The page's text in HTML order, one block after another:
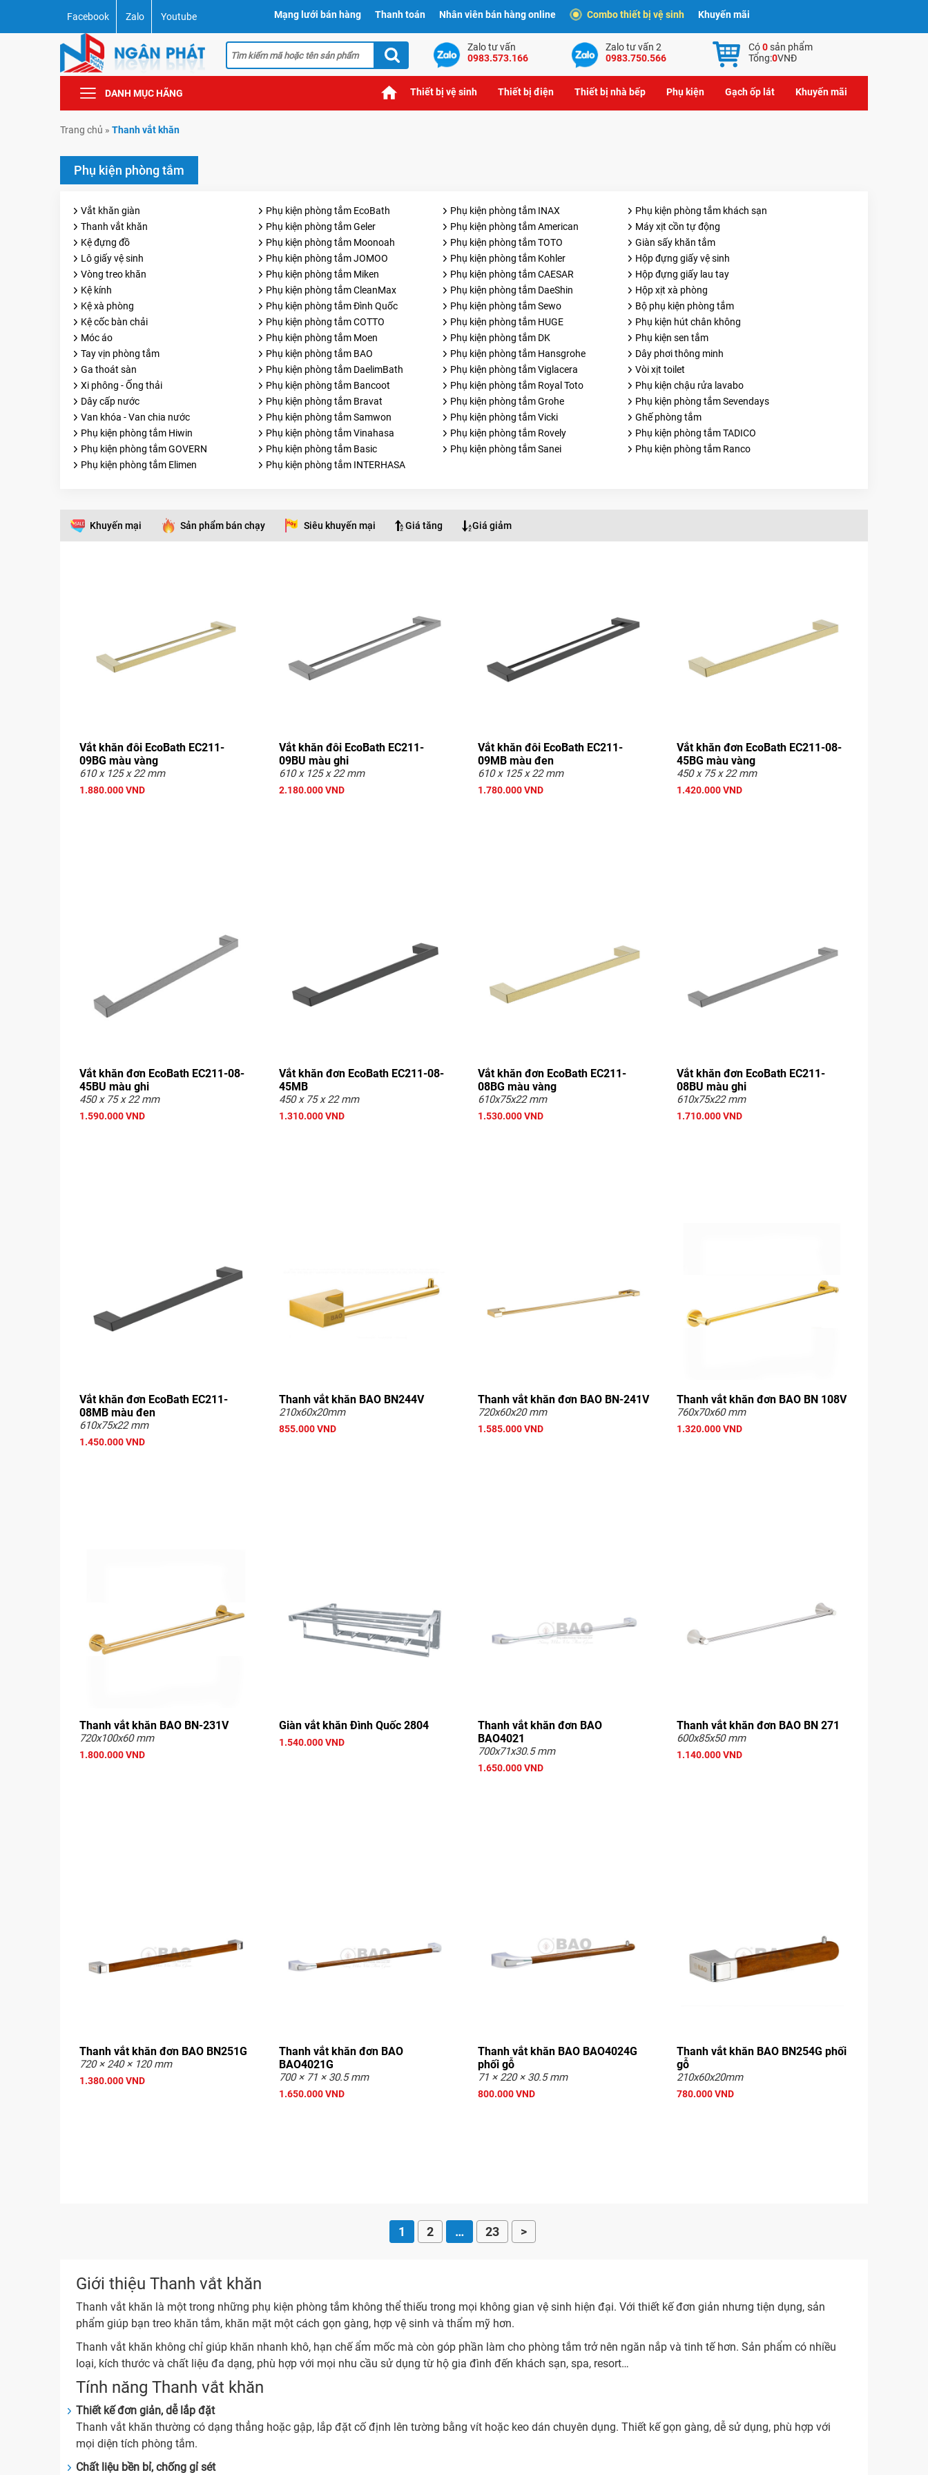
Facebook Zalo Youtube Mạng lưới bán hàng Thanh toán Nhân viên bán hàng online Combo thiết bị vệ sinh Khuyến mãi
Zalo tư vấn
0983.573.166
Zalo tư vấn 2
0983.750.566
Có0sản phẩm
Tổng:0VNĐ
DANH MỤC HÃNG Thiết bị vệ sinh Thiết bị điện Thiết bị nhà bếp Phụ kiện Gạch ốp lát Khuyến mãi
Trang chủ » Thanh vắt khăn
Phụ kiện phòng tắm
Vắt khăn giàn Phụ kiện phòng tắm EcoBath Phụ kiện phòng tắm INAX
Phụ kiện phòng tắm khách sạn
Thanh vắt khăn
Phụ kiện phòng tắm Geler Phụ kiện phòng tắm American
Máy xịt cồn tự động
Kệ đựng đồ
Phụ kiện phòng tắm Moonoah Phụ kiện phòng tắm TOTO
Giàn sấy khăn tắm
Lô giấy vệ sinh
Phụ kiện phòng tắm JOMOO Phụ kiện phòng tắm Kohler
Hộp đựng giấy vệ sinh
Vòng treo khăn
Phụ kiện phòng tắm Miken Phụ kiện phòng tắm CAESAR
Hộp đựng giấy lau tay
Kệ kính
Phụ kiện phòng tắm CleanMax Phụ kiện phòng tắm DaeShin
Hộp xịt xà phòng
Kệ xà phòng
Phụ kiện phòng tắm Đình Quốc Phụ kiện phòng tắm Sewo
Bộ phụ kiện phòng tắm
Kệ cốc bàn chải
Phụ kiện phòng tắm COTTO Phụ kiện phòng tắm HUGE
Phụ kiện hút chân không
Móc áo
Phụ kiện phòng tắm Moen Phụ kiện phòng tắm DK
Phụ kiện sen tắm
Tay vịn phòng tắm
Phụ kiện phòng tắm BAO Phụ kiện phòng tắm Hansgrohe
Dây phơi thông minh
Ga thoát sàn
Phụ kiện phòng tắm DaelimBath Phụ kiện phòng tắm Viglacera
Vòi xịt toilet
Xi phông - Ống thải
Phụ kiện phòng tắm Bancoot Phụ kiện phòng tắm Royal Toto
Phụ kiện chậu rửa lavabo
Dây cấp nước
Phụ kiện phòng tắm Bravat Phụ kiện phòng tắm Grohe
Phụ kiện phòng tắm Sevendays
Van khóa - Van chia nước
Phụ kiện phòng tắm Samwon Phụ kiện phòng tắm Vicki
Ghế phòng tắm
Phụ kiện phòng tắm Hiwin
Phụ kiện phòng tắm Vinahasa Phụ kiện phòng tắm Rovely
Phụ kiện phòng tắm TADICO
Phụ kiện phòng tắm GOVERN
Phụ kiện phòng tắm Basic Phụ kiện phòng tắm Sanei
Phụ kiện phòng tắm Ranco
Phụ kiện phòng tắm Elimen
Phụ kiện phòng tắm INTERHASA
Khuyến mại Sản phẩm bán chạy Siêu khuyến mại Giá tăng Giá giảm
Vắt khăn đôi EcoBath EC211-
09BG màu vàng
610 x 125 x 22 mm
1.880.000 VND
Vắt khăn đôi EcoBath EC211-
09BU màu ghi
610 x 125 x 22 mm
2.180.000 VND
Vắt khăn đôi EcoBath EC211-
09MB màu đen
610 x 125 x 22 mm
1.780.000 VND
Vắt khăn đơn EcoBath EC211-08-
45BG màu vàng
450 x 75 x 22 mm
1.420.000 VND
Vắt khăn đơn EcoBath EC211-08-
45BU màu ghi
450 x 75 x 22 mm
1.590.000 VND
Vắt khăn đơn EcoBath EC211-08-
45MB
450 x 75 x 22 mm
1.310.000 VND
Vắt khăn đơn EcoBath EC211-
08BG màu vàng
610x75x22 mm
1.530.000 VND
Vắt khăn đơn EcoBath EC211-
08BU màu ghi
610x75x22 mm
1.710.000 VND
Vắt khăn đơn EcoBath EC211-
08MB màu đen
610x75x22 mm
1.450.000 VND
Thanh vắt khăn BAO BN244V
210x60x20mm
855.000 VND
Thanh vắt khăn đơn BAO BN-241V
720x60x20 mm
1.585.000 VND
Thanh vắt khăn đơn BAO BN 108V
760x70x60 mm
1.320.000 VND
Thanh vắt khăn BAO BN-231V
720x100x60 mm
1.800.000 VND
Giàn vắt khăn Đình Quốc 2804
1.540.000 VND
Thanh vắt khăn đơn BAO
BAO4021
700x71x30.5 mm
1.650.000 VND
Thanh vắt khăn đơn BAO BN 271
600x85x50 mm
1.140.000 VND
Thanh vắt khăn đơn BAO BN251G
720 × 240 × 120 mm
1.380.000 VND
Thanh vắt khăn đơn BAO
BAO4021G
700 × 71 × 30.5 mm
1.650.000 VND
Thanh vắt khăn BAO BAO4024G
phối gỗ
71 × 220 × 30.5 mm
800.000 VND
Thanh vắt khăn BAO BN254G phối
gỗ
210x60x20mm
780.000 VND
1 2 … 23 >
Giới thiệu Thanh vắt khăn
Thanh vắt khăn là một trong những phụ kiện phòng tắm không thể thiếu trong mọi không gian vệ sinh hiện đại. Với thiết kế đơn giản nhưng tiện dụng, sản
phẩm giúp bạn treo khăn tắm, khăn mặt một cách gọn gàng, hợp vệ sinh và thẩm mỹ hơn.
Thanh vắt khăn không chỉ giúp khăn nhanh khô, hạn chế ẩm mốc mà còn góp phần làm cho phòng tắm trở nên ngăn nắp và tinh tế hơn. Sản phẩm có nhiều
loại, kích thước và chất liệu đa dạng, phù hợp với mọi nhu cầu sử dụng từ hộ gia đình đến khách sạn, spa, resort…
Tính năng Thanh vắt khăn
Thiết kế đơn giản, dễ lắp đặt
Thanh vắt khăn thường có dạng thẳng hoặc gập, lắp đặt cố định lên tường bằng vít hoặc keo dán chuyên dụng. Thiết kế gọn gàng, dễ sử dụng, phù hợp với
mọi diện tích phòng tắm.
Chất liệu bền bỉ, chống gỉ sét